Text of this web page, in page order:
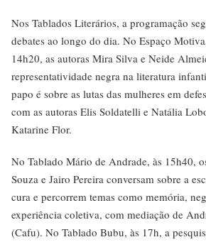
Nos Tablados Literários, a programação
debates ao longo do dia. No Espaço
14h20, as autoras Mira Silva e Neide
representatividade negra na literatura
papo é sobre as lutas das mulheres em
com as autoras Elis Soldatelli e Natália
Katarine Flor.
No Tablado Mário de Andrade, às 15h40,
Souza e Jairo Pereira conversam sobre a
cura e percorrem temas como memória,
experiência coletiva, com mediação de
(Cafu). No Tablado Bubu, às 17h, a